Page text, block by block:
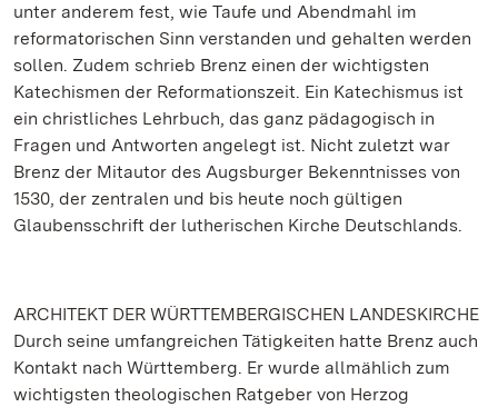
unter anderem fest, wie Taufe und Abendmahl im
reformatorischen Sinn verstanden und gehalten werden
sollen. Zudem schrieb Brenz einen der wichtigsten
Katechismen der Reformationszeit. Ein Katechismus ist
ein christliches Lehrbuch, das ganz pädagogisch in
Fragen und Antworten angelegt ist. Nicht zuletzt war
Brenz der Mitautor des Augsburger Bekenntnisses von
1530, der zentralen und bis heute noch gültigen
Glaubensschrift der lutherischen Kirche Deutschlands.
ARCHITEKT DER WÜRTTEMBERGISCHEN LANDESKIRCHE
Durch seine umfangreichen Tätigkeiten hatte Brenz auch
Kontakt nach Württemberg. Er wurde allmählich zum
wichtigsten theologischen Ratgeber von Herzog